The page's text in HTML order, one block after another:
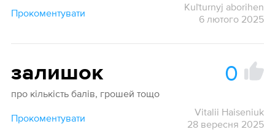
Прокоментувати
Kuľturnyj aborihen
6 лютого 2025
залишок 0
про кількість балів, грошей тощо
Прокоментувати
Vitalii Haiseniuk
28 вересня 2025